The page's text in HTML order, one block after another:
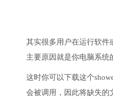
其实很多用户在运行软件
主要原因就是你电脑系统
这时你可以下载这个
会被调用，因此将缺失的